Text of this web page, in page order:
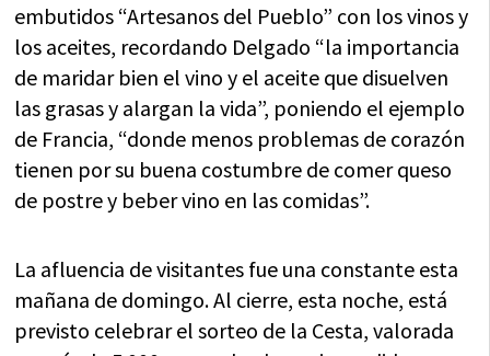
embutidos “Artesanos del Pueblo” con los vinos y
los aceites, recordando Delgado “la importancia
de maridar bien el vino y el aceite que disuelven
las grasas y alargan la vida”, poniendo el ejemplo
de Francia, “donde menos problemas de corazón
tienen por su buena costumbre de comer queso
de postre y beber vino en las comidas”.
La afluencia de visitantes fue una constante esta
mañana de domingo. Al cierre, esta noche, está
previsto celebrar el sorteo de la Cesta, valorada